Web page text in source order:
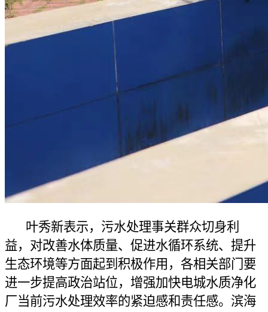
叶秀新表示，污水处理事关群众切身利
益，对改善水体质量、促进水循环系统、提升
生态环境等方面起到积极作用，各相关部门要
进一步提高政治站位，增强加快电城水质净化
厂当前污水处理效率的紧迫感和责任感。滨海